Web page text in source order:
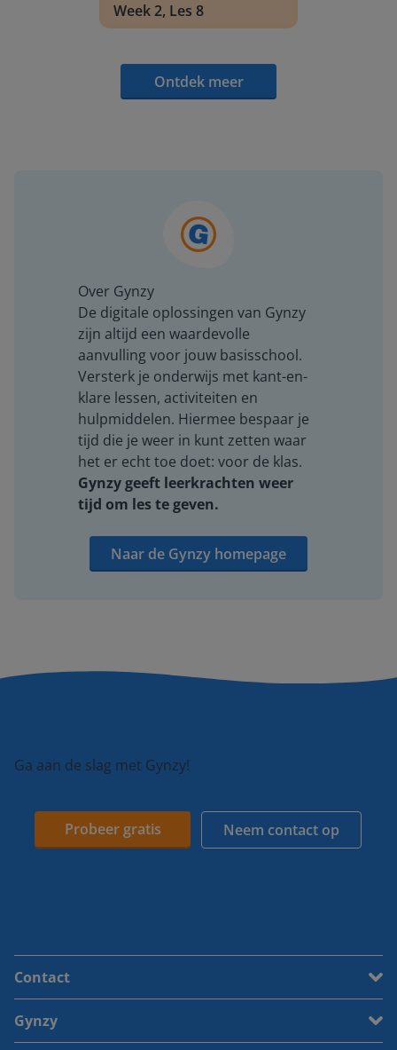
Week 2, Les 8
Ontdek meer
Over Gynzy
De digitale oplossingen van Gynzy
zijn altijd een waardevolle
aanvulling voor jouw basisschool.
Versterk je onderwijs met kant-en-
klare lessen, activiteiten en
hulpmiddelen. Hiermee bespaar je
tijd die je weer in kunt zetten waar
het er echt toe doet: voor de klas.
Gynzy geeft leerkrachten weer
tijd om les te geven.
Naar de Gynzy homepage
Ga aan de slag met Gynzy!
Probeer gratis Neem contact op
Contact
Gynzy